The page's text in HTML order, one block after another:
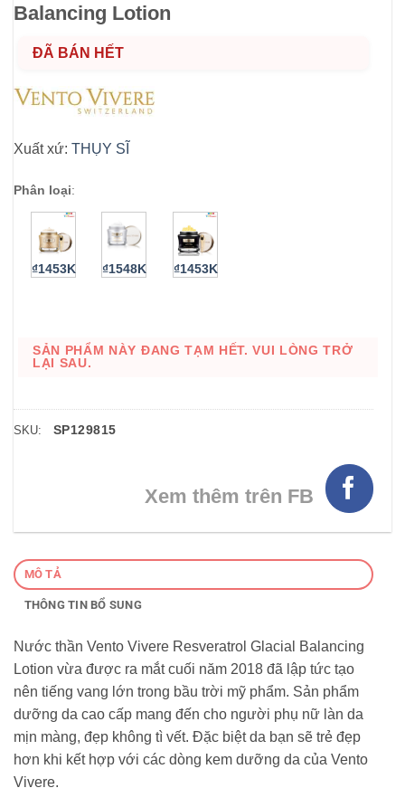
Balancing Lotion
ĐÃ BÁN HẾT
Xuất xứ: THỤY SĨ
Phân loại:
₫1453K ₫1548K ₫1453K
SẢN PHẨM NÀY ĐANG TẠM HẾT. VUI LÒNG TRỞ
LẠI SAU.
SKU: SP129815
Xem thêm trên FB
MÔ TẢ
THÔNG TIN BỔ SUNG
Nước thần Vento Vivere Resveratrol Glacial Balancing
Lotion vừa được ra mắt cuối năm 2018 đã lập tức tạo
nên tiếng vang lớn trong bầu trời mỹ phẩm. Sản phẩm
dưỡng da cao cấp mang đến cho người phụ nữ làn da
mịn màng, đẹp không tì vết. Đặc biệt da bạn sẽ trẻ đẹp
hơn khi kết hợp với các dòng kem dưỡng da của Vento
Vivere.